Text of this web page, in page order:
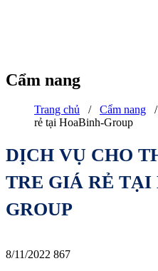
Cẩm nang
Trang chủ / Cẩm nang
rẻ tại HoaBinh-Group
DỊCH VỤ CHO
TRE GIÁ RẺ TẠI
GROUP
8/11/2022 867